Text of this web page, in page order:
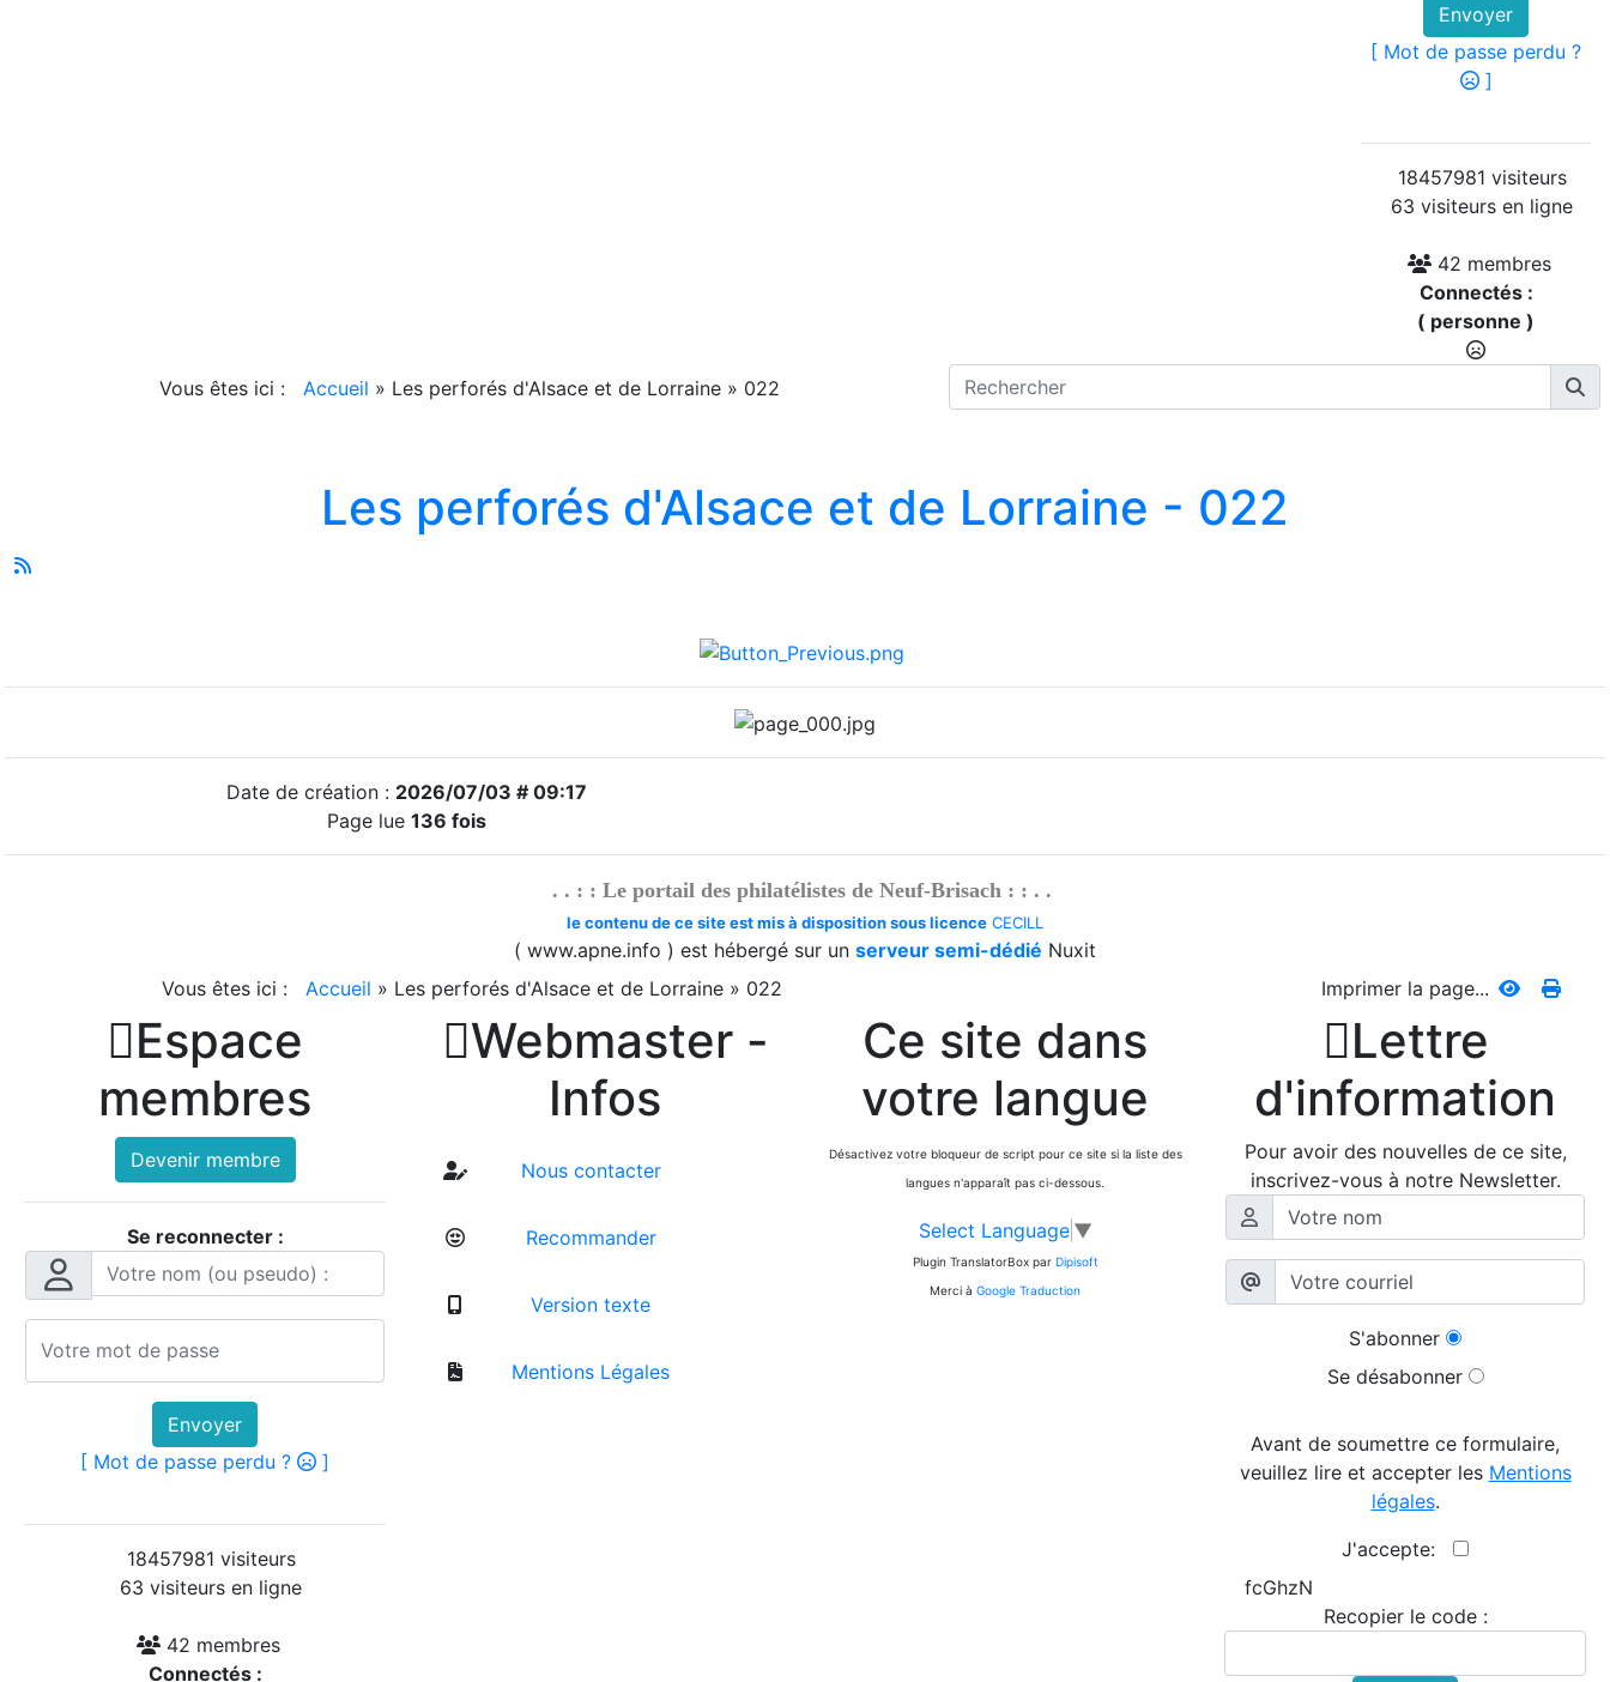
Envoyer
[ Mot de passe perdu ?
]
18457981 visiteurs
63 visiteurs en ligne
42 membres
Connectés :
( personne )
Vous êtes ici : Accueil » Les perforés d'Alsace et de Lorraine » 022
Les perforés d'Alsace et de Lorraine - 022
Date de création : 2026/07/03 # 09:17
Page lue 136 fois
. . : : Le portail des philatélistes de Neuf-Brisach : : . .
le contenu de ce site est mis à disposition sous licence CECILL
( www.apne.info ) est hébergé sur un serveur semi-dédié Nuxit
Vous êtes ici :
Accueil » Les perforés d'Alsace et de Lorraine» 022 Imprimer la page...
Espace
membres
Devenir membre
Se reconnecter :
Envoyer
[ Mot de passe perdu ?
]
18457981 visiteurs
63 visiteurs en ligne
42 membres
Connectés :
Webmaster -
Infos
Nous contacter
Recommander
Version texte
Mentions Légales
Ce site dans
votre langue
Désactivez votre bloqueur de script pour ce site si la liste des
langues n'apparaît pas ci-dessous.
Select Language ▼
Plugin TranslatorBox par Dipisoft
Merci à Google Traduction
Lettre
d'information
Pour avoir des nouvelles de ce site,
inscrivez-vous à notre Newsletter.
S'abonner
Se désabonner
Avant de soumettre ce formulaire,
veuillez lire et accepter les Mentions
légales.
J'accepte:
fcGhzN
Recopier le code :